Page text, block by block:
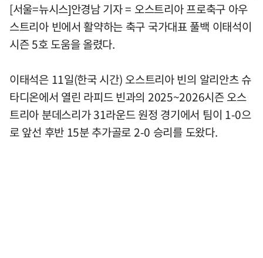
[서울=뉴시스]안경남 기자 = 오스트리아 프로축구 아우
스트리아 빈에서 활약하는 축구 국가대표 풀백 이태석이
시즌 5호 도움을 올렸다.
이태석은 11일(한국 시간) 오스트리아 빈의 알리안츠 슈
타디온에서 열린 라피드 빈과의 2025~2026시즌 오스
트리아 분데스리가 31라운드 원정 경기에서 팀이 1-0으
로 앞선 후반 15분 추가골로 2-0 승리를 도왔다.